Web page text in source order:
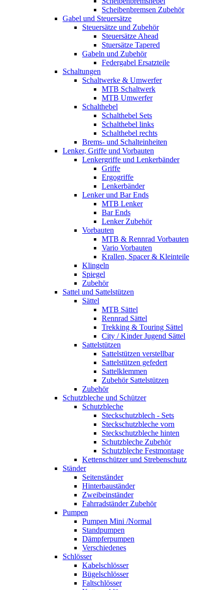
Scheibenbremsen Zubehör
Gabel und Steuersätze
Steuersätze und Zubehör
Steuersätze Ahead
Stuersätze Tapered
Gabeln und Zubehör
Federgabel Ersatzteile
Schaltungen
Schaltwerke & Umwerfer
MTB Schaltwerk
MTB Umwerfer
Schalthebel
Schalthebel Sets
Schalthebel links
Schalthebel rechts
Brems- und Schalteinheiten
Lenker, Griffe und Vorbauten
Lenkergriffe und Lenkerbänder
Griffe
Ergogriffe
Lenkerbänder
Lenker und Bar Ends
MTB Lenker
Bar Ends
Lenker Zubehör
Vorbauten
MTB & Rennrad Vorbauten
Vario Vorbauten
Krallen, Spacer & Kleinteile
Klingeln
Spiegel
Zubehör
Sattel und Sattelstützen
Sättel
MTB Sättel
Rennrad Sättel
Trekking & Touring Sättel
City / Kinder Jugend Sättel
Sattelstützen
Sattelstützen verstellbar
Sattelstützen gefedert
Sattelklemmen
Zubehör Sattelstützen
Zubehör
Schutzbleche und Schützer
Schutzbleche
Steckschutzblech - Sets
Steckschutzbleche vorn
Steckschutzbleche hinten
Schutzbleche Zubehör
Schutzbleche Festmontage
Kettenschützer und Strebenschutz
Ständer
Seitenständer
Hinterbauständer
Zweibeinständer
Fahrradständer Zubehör
Pumpen
Pumpen Mini /Normal
Standpumpen
Dämpferpumpen
Verschiedenes
Schlösser
Kabelschlösser
Bügelschlösser
Faltschlösser